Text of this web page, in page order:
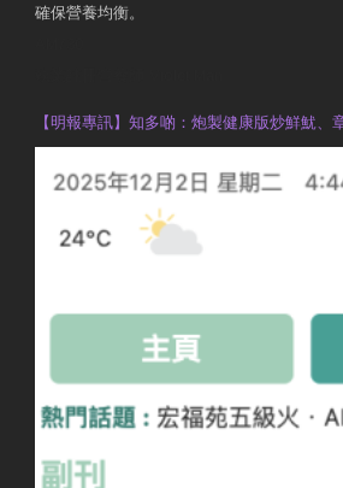
確保營養均衡。
【明報專訊】知多啲：炮製健康版炒鮮魷、